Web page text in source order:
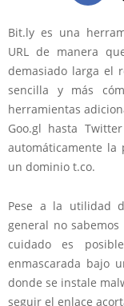
Bit.ly es una
URL de manera
demasiado larga el
sencilla y más
herramientas
Goo.gl hasta
automáticamente
un dominio t.co.
Pese a la utilidad
general no
cuidado es
enmascarada bajo
donde se instale
seguir el enlace